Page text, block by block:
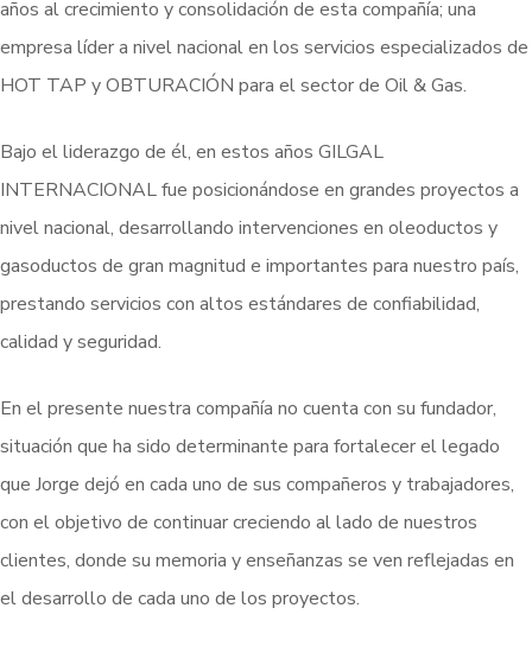
años al crecimiento y consolidación de esta compañía; una
empresa líder a nivel nacional en los servicios especializados de
HOT TAP y OBTURACIÓN para el sector de Oil & Gas.
Bajo el liderazgo de él, en estos años GILGAL
INTERNACIONAL fue posicionándose en grandes proyectos a
nivel nacional, desarrollando intervenciones en oleoductos y
gasoductos de gran magnitud e importantes para nuestro país,
prestando servicios con altos estándares de confiabilidad,
calidad y seguridad.
En el presente nuestra compañía no cuenta con su fundador,
situación que ha sido determinante para fortalecer el legado
que Jorge dejó en cada uno de sus compañeros y trabajadores,
con el objetivo de continuar creciendo al lado de nuestros
clientes, donde su memoria y enseñanzas se ven reflejadas en
el desarrollo de cada uno de los proyectos.